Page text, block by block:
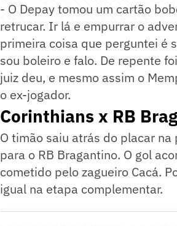
- O Depay tomou um cartão
retrucar. Ir lá e empurrar o
primeira coisa que perguntei é
sou boleiro e falo. De repente
juiz deu, e mesmo assim o
o ex-jogador.
Corinthians x RB
O timão saiu atrás do placar
para o RB Bragantino. O gol
cometido pelo zagueiro Cacá.
igual na etapa complementar.